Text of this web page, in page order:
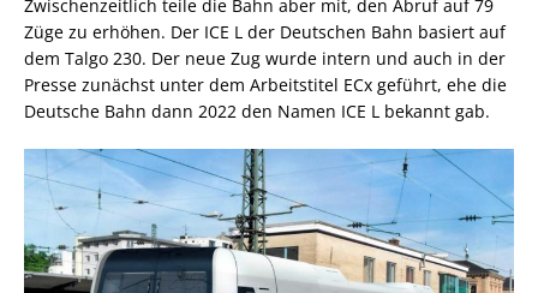
Zwischenzeitlich teile die Bahn aber mit, den Abruf auf 79
Züge zu erhöhen. Der ICE L der Deutschen Bahn basiert auf
dem Talgo 230. Der neue Zug wurde intern und auch in der
Presse zunächst unter dem Arbeitstitel ECx geführt, ehe die
Deutsche Bahn dann 2022 den Namen ICE L bekannt gab.